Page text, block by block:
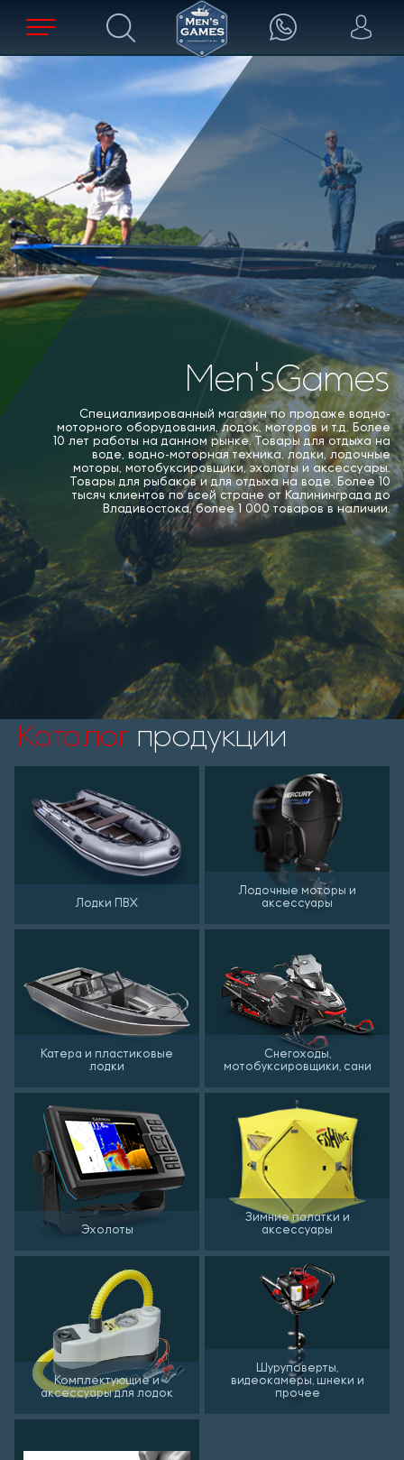
Men'sGames
Специализированный магазин по продаже водно-
моторного оборудования, лодок, моторов и т.д. Более
10 лет работы на данном рынке. Товары для отдыха на
воде, водно-моторная техника, лодки, лодочные
моторы, мотобуксировщики, эхолоты и аксессуары.
Товары для рыбаков и для отдыха на воде. Более 10
тысяч клиентов по всей стране от Калининграда до
Владивостока, более 1 000 товаров в наличии.
Каталог продукции
Лодки ПВХ
Лодочные моторы и
аксессуары
Катера и пластиковые
лодки
Снегоходы,
мотобуксировщики, сани
Эхолоты
Зимние палатки и
аксессуары
Комплектующие и
аксессуары для лодок
Шуруповерты,
видеокамеры, шнеки и
прочее